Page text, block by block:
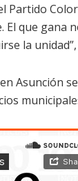
Partido
que gana
la
Asunción